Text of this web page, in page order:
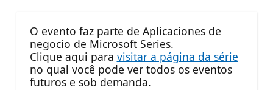
O evento faz parte de Aplicaciones de
negocio de Microsoft Series.
Clique aqui para visitar a página da série
no qual você pode ver todos os eventos
futuros e sob demanda.